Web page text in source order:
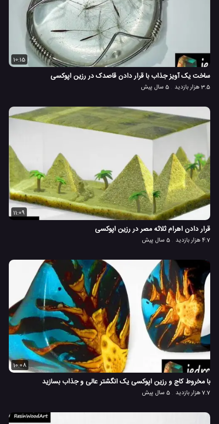
10:15
ساخت یک آویز جذاب با قرار دادن قاصدک در رزین اپوکسی
3.5 هزار بازدید 5 سال پیش
11:09
قرار دادن اهرام ثلاثه مصر در رزین اپوکسی
4.7 هزار بازدید 5 سال پیش
10:08
با مخروط کاج و رزین اپوکسی یک انگشتر عالی و جذاب بسازید
7.7 هزار بازدید 5 سال پیش